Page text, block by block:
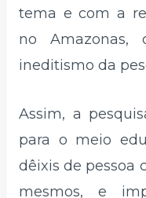
tema e com a
no Amazonas,
ineditismo da
Assim, a
para o meio
dêixis de pessoa
mesmos, e